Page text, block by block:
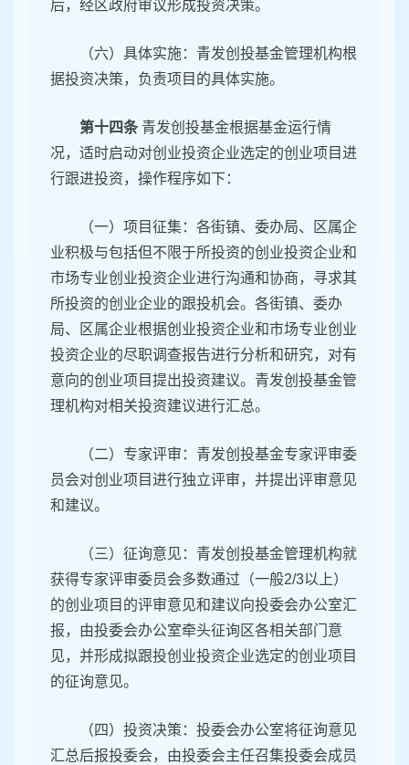
后，经区政府审议形成投资决策。
（六）具体实施：青发创投基金管理机构根
据投资决策，负责项目的具体实施。
第十四条 青发创投基金根据基金运行情
况，适时启动对创业投资企业选定的创业项目进
行跟进投资，操作程序如下：
（一）项目征集：各街镇、委办局、区属企
业积极与包括但不限于所投资的创业投资企业和
市场专业创业投资企业进行沟通和协商，寻求其
所投资的创业企业的跟投机会。各街镇、委办
局、区属企业根据创业投资企业和市场专业创业
投资企业的尽职调查报告进行分析和研究，对有
意向的创业项目提出投资建议。青发创投基金管
理机构对相关投资建议进行汇总。
（二）专家评审：青发创投基金专家评审委
员会对创业项目进行独立评审，并提出评审意见
和建议。
（三）征询意见：青发创投基金管理机构就
获得专家评审委员会多数通过（一般2/3以上）
的创业项目的评审意见和建议向投委会办公室汇
报，由投委会办公室牵头征询区各相关部门意
见，并形成拟跟投创业投资企业选定的创业项目
的征询意见。
（四）投资决策：投委会办公室将征询意见
汇总后报投委会，由投委会主任召集投委会成员